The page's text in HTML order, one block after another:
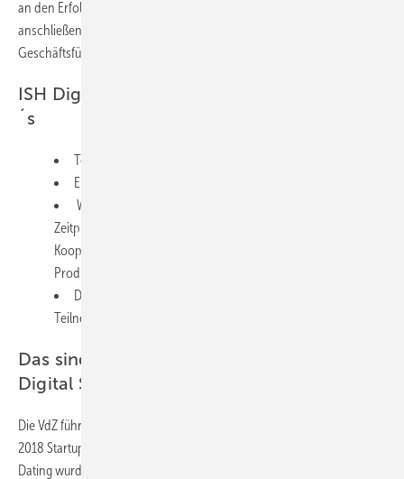
an den Erfolg unserer bisherigen, analogen Startup-Formate
anschließen und diesen weiter steigern können“, sagt Kerstin Vogt,
Geschäftsführerin der VdZ.
ISH Digital Startup Speed-Dating: So geht
´s
Teilnehmer registrieren sich kostenlos bis zum 13.10.2020.
Ein Matching-Algorithmus erreichnet die passenden Dates.
Während des Events betreten die Teilnehmer über ihren
Zeitplan die jeweiligen Video-Chat Räume, um konkrete
Kooperationen und Geschäfte zu besprechen oder sich über
Produkte und Services zu informieren.
Die einzelnen Dates dauern 12 Minuten, danach haben die
Teilnehmer 3 Minuten Zeit zum Wechseln.
Das sind die Kooperationspartner des ISH
Digital Startup Speed-Dating
Die VdZ führt im Zusammenhang mit der Weltleitmesse ISH bereits seit
2018 Startup-Veranstaltungen durch. Das ISH Digital Startup Speed-
Dating wurde zusammen mit dem Innoloft Netzwerk und der ISH